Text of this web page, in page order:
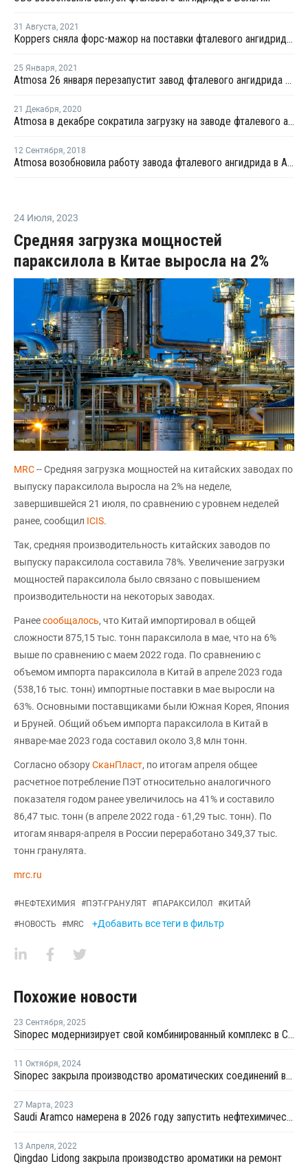
31 Августа, 2021
Koppers сняла форс-мажор на поставки фталевого ангидрида в Иллинойсе
25 Января, 2021
Atmosa 26 января перезапустит завод фталевого ангидрида в Австрии
21 Декабря, 2020
Atmosa в декабре сократила загрузку на заводе фталевого ангидрида в Австрии из-за технических проблем
12 Сентября, 2018
Atmosa возобновила работу завода фталевого ангидрида в Австрии после профилактики
24 Июля, 2023
Средняя загрузка мощностей
параксилола в Китае выросла на 2%
MRC-- Средняя загрузка мощностей на китайских заводах по
выпуску параксилола выросла на 2% на неделе,
завершившейся 21 июля, по сравнению с уровнем неделей
ранее, сообщил ICIS.
Так, средняя производительность китайских заводов по
выпуску параксилола составила 78%. Увеличение загрузки
мощностей параксилола было связано с повышением
производительности на некоторых заводах.
Ранеесообщалось, что Китай импортировал в общей
сложности 875,15 тыс. тонн параксилола в мае, что на 6%
выше по сравнению с маем 2022 года. По сравнению с
объемом импорта параксилола в Китай в апреле 2023 года
(538,16 тыс. тонн) импортные поставки в мае выросли на
63%. Основными поставщиками были Южная Корея, Япония
и Бруней. Общий объем импорта параксилола в Китай в
январе-мае 2023 года составил около 3,8 млн тонн.
Согласно обзоруСканПласт, по итогам апреля общее
расчетное потребление ПЭТ относительно аналогичного
показателя годом ранее увеличилось на 41% и составило
86,47 тыс. тонн (в апреле 2022 года - 61,29 тыс. тонн). По
итогам января-апреля в России переработано 349,37 тыс.
тонн гранулята.
mrc.ru
#НЕФТЕХИМИЯ #ПЭТ-ГРАНУЛЯТ #ПАРАКСИЛОЛ #КИТАЙ
#НОВОСТЬ #MRC +Добавить все теги в фильтр
Похожие новости
23 Сентября, 2025
Sinopec модернизирует свой комбинированный комплекс в Синьцзяне
11 Октября, 2024
Sinopec закрыла производство ароматических соединений в Китае из-за механического сбоя
27 Марта, 2023
Saudi Aramco намерена в 2026 году запустить нефтехимический комплекс в Китае
13 Апреля, 2022
Qingdao Lidong закрыла производство ароматики на ремонт